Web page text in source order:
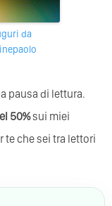
pausa di lettura.
50%sui miei
te che sei tra lettori